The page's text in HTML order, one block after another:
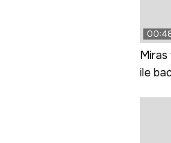
Miras
ile